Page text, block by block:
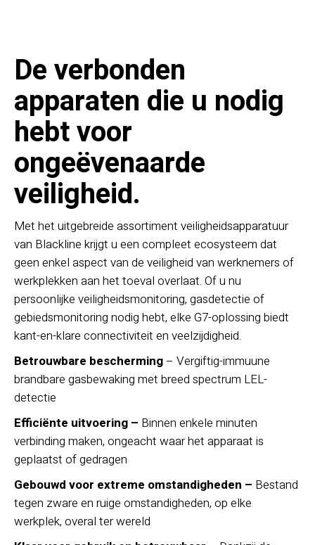
De verbonden
apparaten die u nodig
hebt voor
ongeëvenaarde
veiligheid.
Met het uitgebreide assortiment veiligheidsapparatuur
van Blackline krijgt u een compleet ecosysteem dat
geen enkel aspect van de veiligheid van werknemers of
werkplekken aan het toeval overlaat. Of u nu
persoonlijke veiligheidsmonitoring, gasdetectie of
gebiedsmonitoring nodig hebt, elke G7-oplossing biedt
kant-en-klare connectiviteit en veelzijdigheid.
Betrouwbare bescherming– Vergiftig-immuune
brandbare gasbewaking met breed spectrum LEL-
detectie
Efficiënte uitvoering – Binnen enkele minuten
verbinding maken, ongeacht waar het apparaat is
geplaatst of gedragen
Gebouwd voor extreme omstandigheden – Bestand
tegen zware en ruige omstandigheden, op elke
werkplek, overal ter wereld